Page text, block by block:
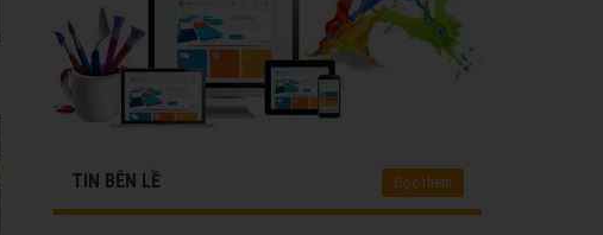
TIN BÊN LỀ Đọc thêm